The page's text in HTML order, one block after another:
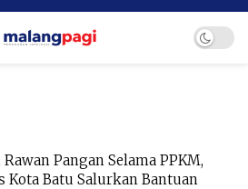
Rawan Pangan Selama PPKM,
Kota Batu Salurkan Bantuan